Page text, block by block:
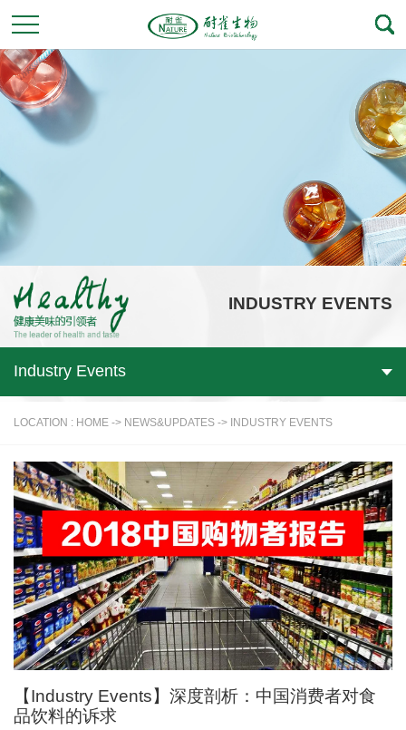
INDUSTRY EVENTS
Industry Events
LOCATION : HOME -> NEWS&UPDATES -> INDUSTRY EVENTS
【Industry Events】深度剖析：中国消费者对食
品饮料的诉求